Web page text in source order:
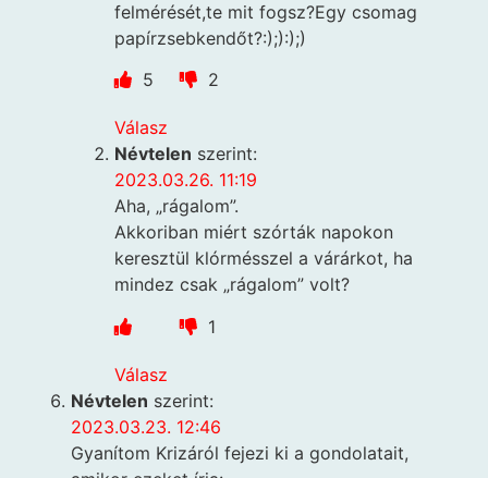
felmérését,te mit fogsz?Egy csomag
papírzsebkendőt?:);):);)
5
2
Válasz
Névtelen szerint:
2023.03.26. 11:19
Aha, „rágalom”.
Akkoriban miért szórták napokon
keresztül klórmésszel a várárkot, ha
mindez csak „rágalom” volt?
1
Válasz
Névtelen szerint:
2023.03.23. 12:46
Gyanítom Krizáról fejezi ki a gondolatait,